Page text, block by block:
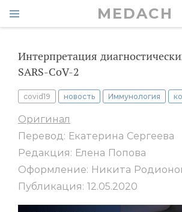
MEDACH
Интерпретация
SARS-CoV-2
covid19 новость Иммунология
Оригинал
Перевод: Екатерина Сергеева
Редакция: Елена Попова
Оформление: Никита
Публикация: 12.05.2020